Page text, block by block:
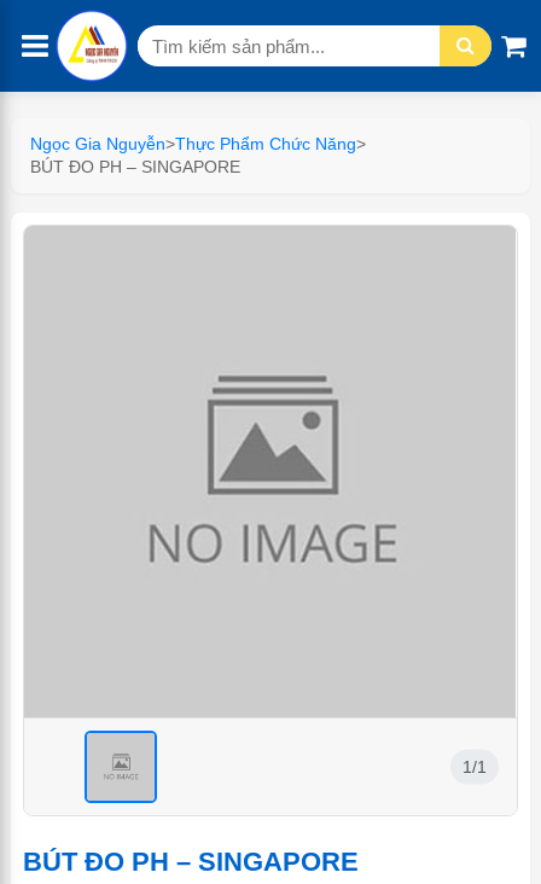
Tìm
Ngọc Gia Nguyễn>Thực Phẩm Chức Năng>
BÚT ĐO PH – SINGAPORE
<
1/1
BÚT ĐO PH – SINGAPORE